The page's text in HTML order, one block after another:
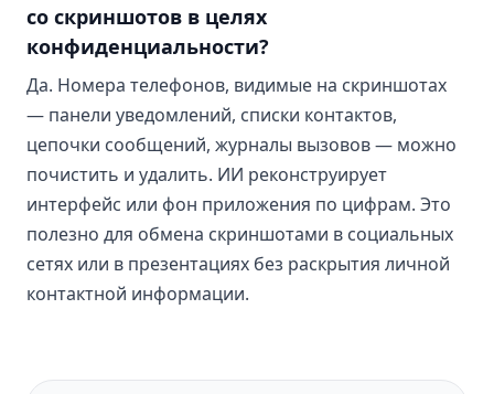
со скриншотов в целях
конфиденциальности?
Да. Номера телефонов, видимые на скриншотах
— панели уведомлений, списки контактов,
цепочки сообщений, журналы вызовов — можно
почистить и удалить. ИИ реконструирует
интерфейс или фон приложения по цифрам. Это
полезно для обмена скриншотами в социальных
сетях или в презентациях без раскрытия личной
контактной информации.